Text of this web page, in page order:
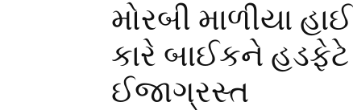
મોરબી માળીયા
કારે બાઈકને
ઈજાગ્રસ્ત